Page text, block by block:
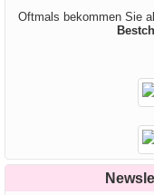
Oftmals bekommen Sie